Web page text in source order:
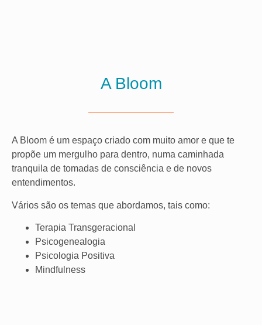
A Bloom
A Bloom é um espaço criado com muito amor e que te
propõe um mergulho para dentro, numa caminhada
tranquila de tomadas de consciência e de novos
entendimentos.
Vários são os temas que abordamos, tais como:
Terapia Transgeracional
Psicogenealogia
Psicologia Positiva
Mindfulness